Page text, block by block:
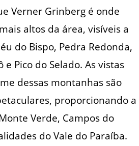
Verner Grinberg é onde
altos da área, visíveis a
do Bispo, Pedra Redonda,
e Pico do Selado. As vistas
dessas montanhas são
proporcionando a
Verde, Campos do
do Vale do Paraíba.